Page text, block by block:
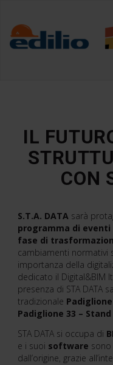
IL
CON
S.T.A. DATA sarà
programma di eventi
fase di
cambiamenti normativi
importanza della
dedicato il Digital&BIM
presenza di STA DATA
tradizionale
Padiglione 33 – Stand
STA DATA si occupa di
e i suoi software sono
dall’origine, grazie